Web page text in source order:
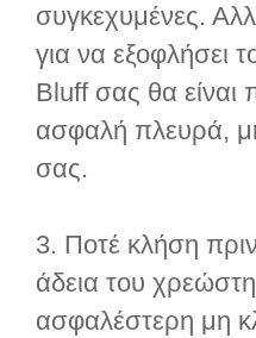
συγκεχυμένες.
για να εξοφλήσει
Bluff σας θα είναι
ασφαλή πλευρά,
σας.
3. Ποτέ κλήση
άδεια του
ασφαλέστερη μη